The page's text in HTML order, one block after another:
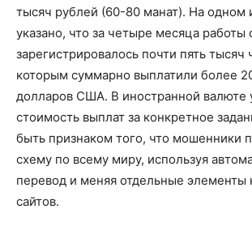
тысяч рублей (60-80 манат). На одном
указано, что за четыре месяца работы
зарегистрировалось почти пять тысяч
которым суммарно выплатили более
долларов США. В иностранной валюте
стоимость выплат за конкретное
быть признаком того, что мошенники
схему по всему миру, используя
перевод и меняя отдельные элементы
сайтов.